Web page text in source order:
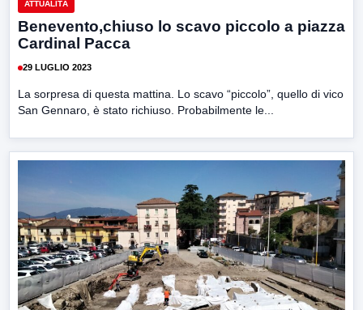
ATTUALITÀ
Benevento,chiuso lo scavo piccolo a piazza
Cardinal Pacca
29 LUGLIO 2023
La sorpresa di questa mattina. Lo scavo “piccolo”, quello di vico
San Gennaro, è stato richiuso. Probabilmente le...